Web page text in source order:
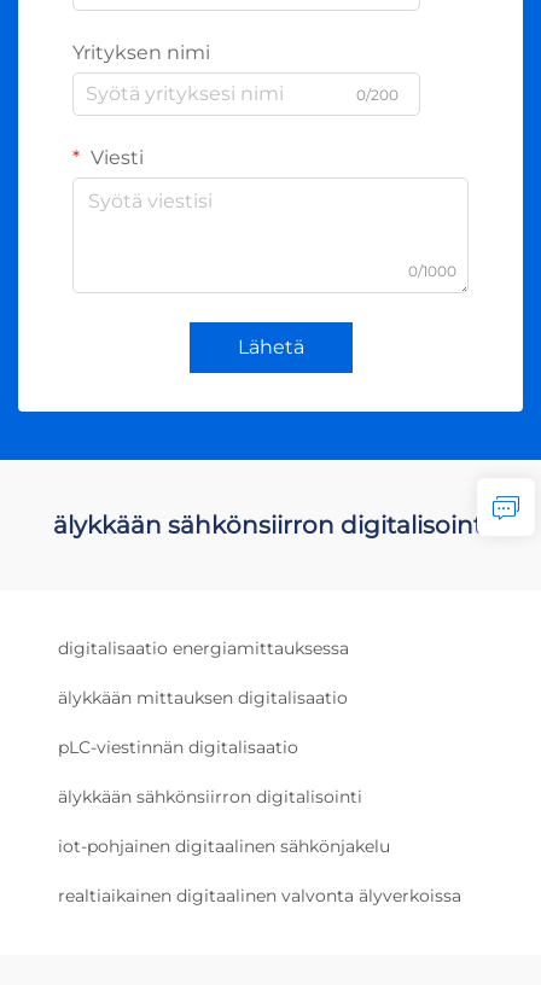
Yrityksen nimi
0/200
Viesti
0/1000
Lähetä
älykkään sähkönsiirron digitalisointi
digitalisaatio energiamittauksessa
älykkään mittauksen digitalisaatio
pLC-viestinnän digitalisaatio
älykkään sähkönsiirron digitalisointi
iot-pohjainen digitaalinen sähkönjakelu
realtiaikainen digitaalinen valvonta älyverkoissa